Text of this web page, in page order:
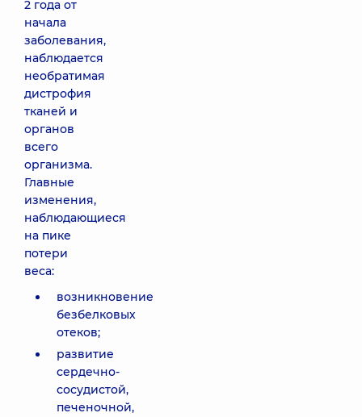
2 года от
начала
заболевания,
наблюдается
необратимая
дистрофия
тканей и
органов
всего
организма.
Главные
изменения,
наблюдающиеся
на пике
потери
веса:
возникновение
безбелковых
отеков;
развитие
сердечно-
сосудистой,
печеночной,